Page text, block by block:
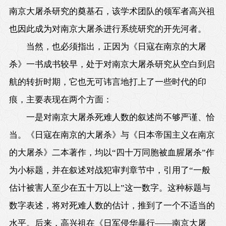
南京大屠杀研究的奠基石，该学术团队的领军者高兴祖
也因此成为对南京大屠杀进行系统研究的开先河者。
当然，也必须指出，正因为《日寇在南京的大屠
杀》一书成书较早，处于对南京大屠杀研究从空白到启
航的转折时期，它也无可讳言地打上了一些时代的印
痕，主要表现在两个方面：
一是对南京大屠杀死难人数的叙述尚不够严谨、恰
当。《日寇在南京的大屠杀》与《日本帝国主义在南京
的大屠杀》二本著作，均以“四十万同胞被血腥屠杀”作
为小标题，并在叙述对战犯审判章节中，引用了“一般
估计被害人至少在五十万以上”这一数字。这种标题与
数字表述，将对死难人数的估计，推到了一个不适当的
水平。后来，高兴祖在《日军侵华暴行——南京大屠